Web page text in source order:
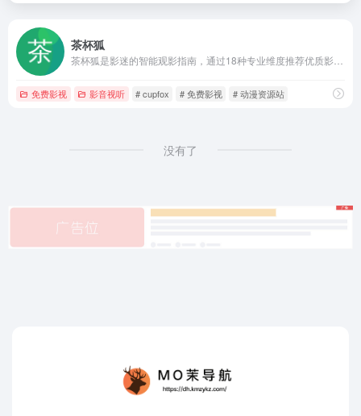
茶杯狐
免费影视 影音视听 # cupfox # 免费影视 # 动漫资源站
没有了